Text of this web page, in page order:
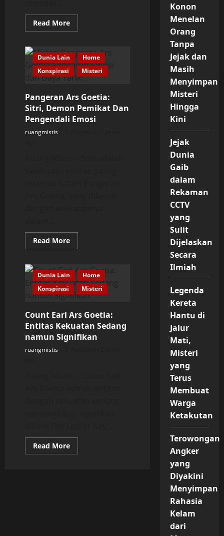
Read MoreRead
more
Ars
Goetia:
Menguak
Rahasia
Keahlian
Mereka
Dunia Lain
Home
Konspirasi
Misteri
Pangeran Ars Goetia:
Sitri, Demon Pemikat Dan
Pengendali Emosi
ruangmistis
Read MoreRead
more
Ars
Goetia:
Sitri,
Demon
Pemikat
Pengendali
Emosi
Dunia Lain
Home
Konspirasi
Misteri
Count Earl Ars Goetia:
Entitas Kekuatan Sedang
namun Signifikan
ruangmistis
Read MoreRead
more
Konon
Menelan
Orang
Tanpa
Jejak dan
Masih
Menyimpan
Misteri
Hingga
Kini
Jejak
Dunia
Gaib
dalam
Rekaman
CCTV
yang
Sulit
Dijelaskan
Secara
Ilmiah
Legenda
Kereta
Hantu di
Jalur
Mati,
Misteri
yang
Terus
Membuat
Warga
Ketakutan
Terowongan
Angker
yang
Diyakini
Menyimpan
Rahasia
Kelam
dari